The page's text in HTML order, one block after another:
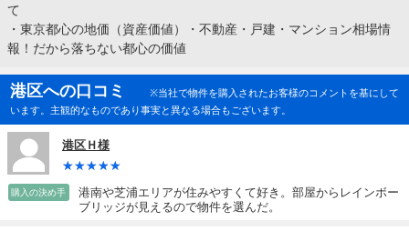
て
・ 東京都心の地価（資産価値）・不動産・戸建・マンション相場情
報！だから落ちない都心の価値
港区への口コミ
※当社で物件を購入されたお客様のコメントを基にして
います。主観的なものであり事実と異なる場合もございます。
港区Ｈ様
購入の決め手
港南や芝浦エリアが住みやすくて好き。部屋からレインボー
ブリッジが見えるので物件を選んだ。